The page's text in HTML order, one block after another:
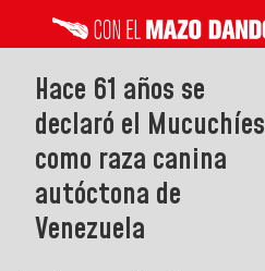
Hace 61 años se
declaró el Mucuchíes
como raza canina
autóctona de
Venezuela